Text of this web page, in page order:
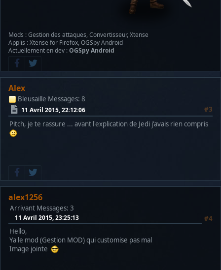
Mods : Gestion des attaques, Convertisseur, Xtense
Applis : Xtense for Firefox, OGSpy Android
Actuellement en dev :OGSpy Android
Alex
Bleusaille Messages: 8
11 Avril 2015, 22:12:06
#3
Pitch, je te rassure ... avant l'explication de Jedi j'avais rien compris
alex1256
Arrivant Messages: 3
11 Avril 2015, 23:25:13
#4
Hello,
Ya le mod (Gestion MOD) qui customise pas mal
Image jointe